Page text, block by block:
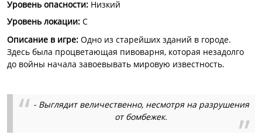
Уровень опасности: Низкий
Уровень локации: C
Описание в игре: Одно из старейших зданий в городе.
Здесь была процветающая пивоварня, которая незадолго
до войны начала завоевывать мировую известность.
- Выглядит величественно, несмотря на разрушения
от бомбежек.